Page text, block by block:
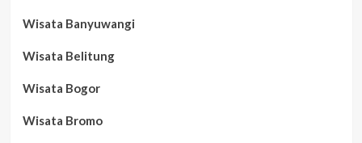
Wisata Banyuwangi
Wisata Belitung
Wisata Bogor
Wisata Bromo